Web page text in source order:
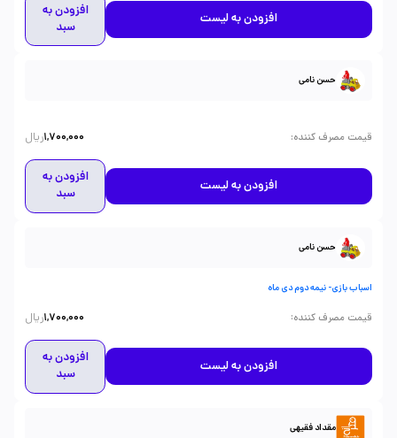
افزودن به لیست
افزودن به
سبد
حسن نامی
قیمت مصرف کننده:
1,700,000ریال
افزودن به لیست
افزودن به
سبد
حسن نامی
اسباب بازی- نیمه دوم دی ماه
قیمت مصرف کننده:
1,700,000ریال
افزودن به لیست
افزودن به
سبد
مقداد فقیهی